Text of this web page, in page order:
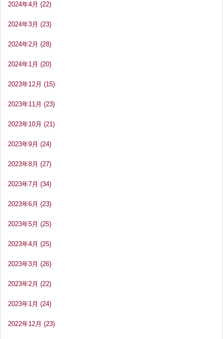
2024年4月 (22)
2024年3月 (23)
2024年2月 (28)
2024年1月 (20)
2023年12月 (15)
2023年11月 (23)
2023年10月 (21)
2023年9月 (24)
2023年8月 (27)
2023年7月 (34)
2023年6月 (23)
2023年5月 (25)
2023年4月 (25)
2023年3月 (26)
2023年2月 (22)
2023年1月 (24)
2022年12月 (23)